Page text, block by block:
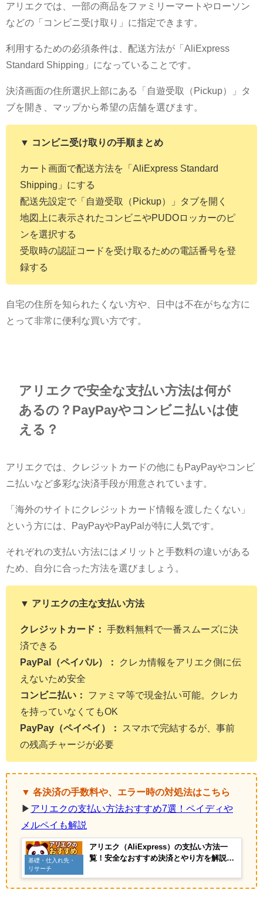
アリエクでは、一部の商品をファミリーマートやローソン
などの「コンビニ受け取り」に指定できます。
利用するための必須条件は、配送方法が「AliExpress
Standard Shipping」になっていることです。
決済画面の住所選択上部にある「自遊受取（Pickup）」タ
ブを開き、マップから希望の店舗を選びます。
▼ コンビニ受け取りの手順まとめ
カート画面で配送方法を「AliExpress Standard
Shipping」にする
配送先設定で「自遊受取（Pickup）」タブを開く
地図上に表示されたコンビニやPUDOロッカーのピ
ンを選択する
受取時の認証コードを受け取るための電話番号を登
録する
自宅の住所を知られたくない方や、日中は不在がちな方に
とって非常に便利な買い方です。
アリエクで安全な支払い方法は何が
あるの？PayPayやコンビニ払いは使
える？
アリエクでは、クレジットカードの他にもPayPayやコンビ
ニ払いなど多彩な決済手段が用意されています。
「海外のサイトにクレジットカード情報を渡したくない」
という方には、PayPayやPayPalが特に人気です。
それぞれの支払い方法にはメリットと手数料の違いがある
ため、自分に合った方法を選びましょう。
▼ アリエクの主な支払い方法
クレジットカード：
手数料無料で一番スムーズに決
済できる
PayPal（ペイパル）：
クレカ情報をアリエク側に伝
えないため安全
コンビニ払い：
ファミマ等で現金払い可能。クレカ
を持っていなくてもOK
PayPay（ペイペイ）：
スマホで完結するが、事前
の残高チャージが必要
▼ 各決済の手数料や、エラー時の対処法はこちら
▶ アリエクの支払い方法おすすめ7選！ペイディや
メルペイも解説
基礎・仕入れ先・
リサーチ
アリエク（AliExpress）の支払い方法一
覧！安全なおすすめ決済とやり方を解説